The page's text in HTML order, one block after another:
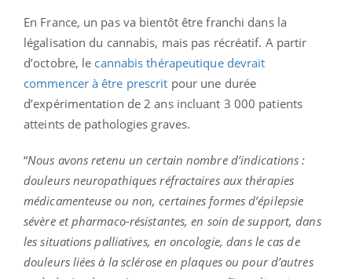
En France, un pas va bientôt être franchi dans la
légalisation du cannabis, mais pas récréatif. A partir
d’octobre, le cannabis thérapeutique devrait
commencer à être prescrit pour une durée
d’expérimentation de 2 ans incluant 3 000 patients
atteints de pathologies graves.
“Nous avons retenu un certain nombre d’indications :
douleurs neuropathiques réfractaires aux thérapies
médicamenteuse ou non, certaines formes d’épilepsie
sévère et pharmaco-résistantes, en soin de support, dans
les situations palliatives, en oncologie, dans le cas de
douleurs liées à la sclérose en plaques ou pour d’autres